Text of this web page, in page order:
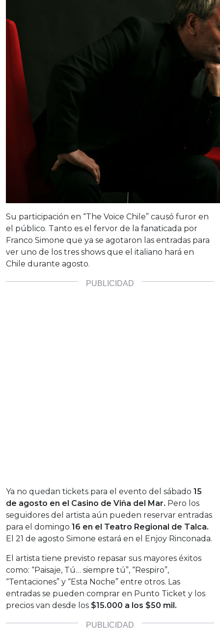
Su participación en “The Voice Chile” causó furor en
el público. Tanto es el fervor de la fanaticada por
Franco Simone que ya se agotaron las entradas para
ver uno de los tres shows que el italiano hará en
Chile durante agosto.
Ya no quedan tickets para el evento del sábado 15
de agosto en el Casino de Viña del Mar. Pero los
seguidores del artista aún pueden reservar entradas
para el domingo 16 en el Teatro Regional de Talca.
El 21 de agosto Simone estará en el Enjoy Rinconada.
El artista tiene previsto repasar sus mayores éxitos
como: “Paisaje, Tú… siempre tú”, “Respiro”,
“Tentaciones” y “Esta Noche” entre otros. Las
entradas se pueden comprar en Punto Ticket y los
precios van desde los $15.000 a los $50 mil.